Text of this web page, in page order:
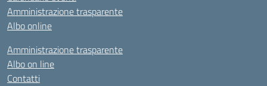
Amministrazione trasparente
Albo online
Amministrazione trasparente
Albo on line
Contatti